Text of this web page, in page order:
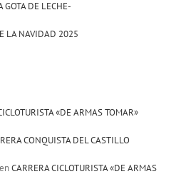
DE LECHE-
LA NAVIDAD 2025
«DE ARMAS TOMAR»
CONQUISTA DEL CASTILLO
enCARRERA CICLOTURISTA «DE ARMAS